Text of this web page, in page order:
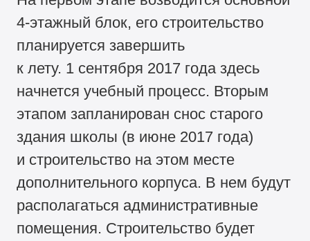
4-этажный блок, его строительство
планируется завершить
к лету. 1 сентября 2017 года здесь
начнется учебный процесс. Вторым
этапом запланирован снос старого
здания школы (в июне 2017 года)
и строительство на этом месте
дополнительного корпуса. В нем будут
располагаться административные
помещения. Строительство будет